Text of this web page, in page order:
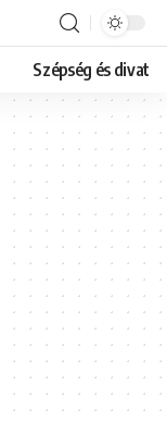
Szépség és divat